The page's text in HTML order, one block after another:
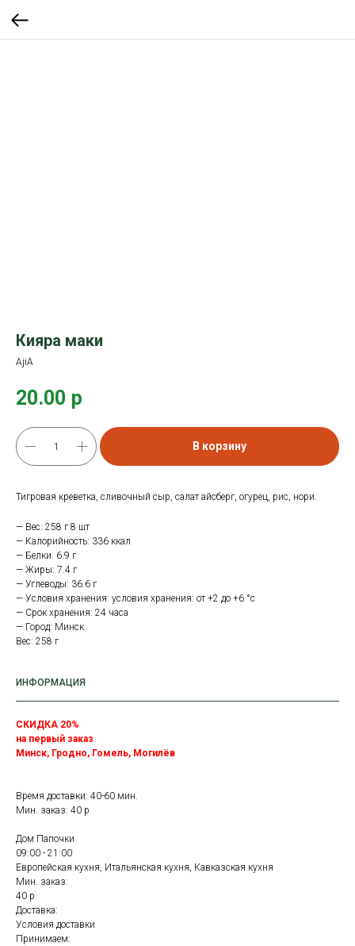
Кияра маки
AjiA
20.00 р
В корзину
Тигровая креветка, сливочный сыр, салат айсберг, огурец, рис, нори.
— Вес: 258 г 8 шт
— Калорийность: 336 ккал
— Белки: 6.9 г
— Жиры: 7.4 г
— Углеводы: 36.6 г
— Условия хранения: условия хранения: от +2 до +6 °с
— Срок хранения: 24 часа
— Город: Минск
Вес: 258 г
ИНФОРМАЦИЯ
СКИДКА 20%
на первый заказ
Минск, Гродно, Гомель, Могилёв
Время доставки: 40-60 мин.
Мин. заказ: 40 р
Дом Папочки
09:00 - 21:00
Европейская кухня, Итальянская кухня, Кавказская кухня
Мин. заказ:
40 р
Доставка:
Условия доставки
Принимаем: